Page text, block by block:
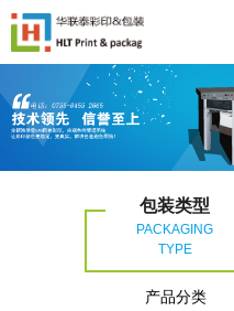
产品分类
包装类型
PACKAGING
TYPE